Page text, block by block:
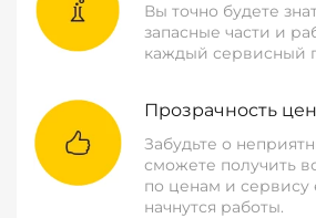
Вы точно будете
запасные части и
каждый сервисный
Прозрачность
Забудьте о
сможете получить
по ценам и сервису
начнутся работы.